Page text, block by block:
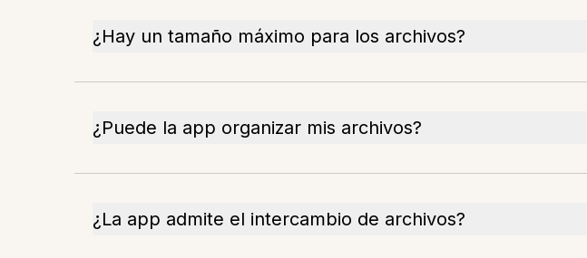
¿Hay un tamaño máximo para los archivos?
¿Puede la app organizar mis archivos?
¿La app admite el intercambio de archivos?